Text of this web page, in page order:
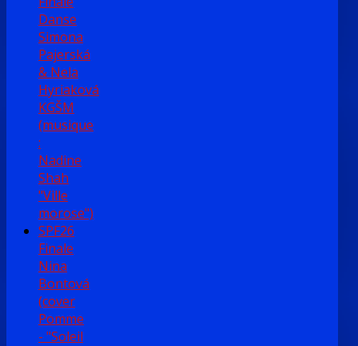
Danse
Simona
Pajerská
& Nela
Hyriaková
KGŠM
(musique
:
Nadine
Shah
"Ville
morose")
SPF26
Finale
Nina
Bontová
(cover
Pomme
- "Soleil